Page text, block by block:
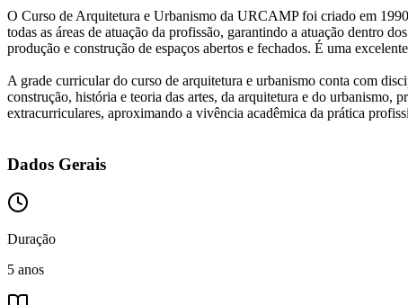
O Curso de Arquitetura e Urbanismo da URCAMP foi criado em
todas as áreas de atuação da profissão, garantindo a atuação dentro
produção e construção de espaços abertos e fechados. É uma
A grade curricular do curso de arquitetura e urbanismo conta com
construção, história e teoria das artes, da arquitetura e do urbanismo,
extracurriculares, aproximando a vivência acadêmica da prática
Dados Gerais
Duração
5 anos